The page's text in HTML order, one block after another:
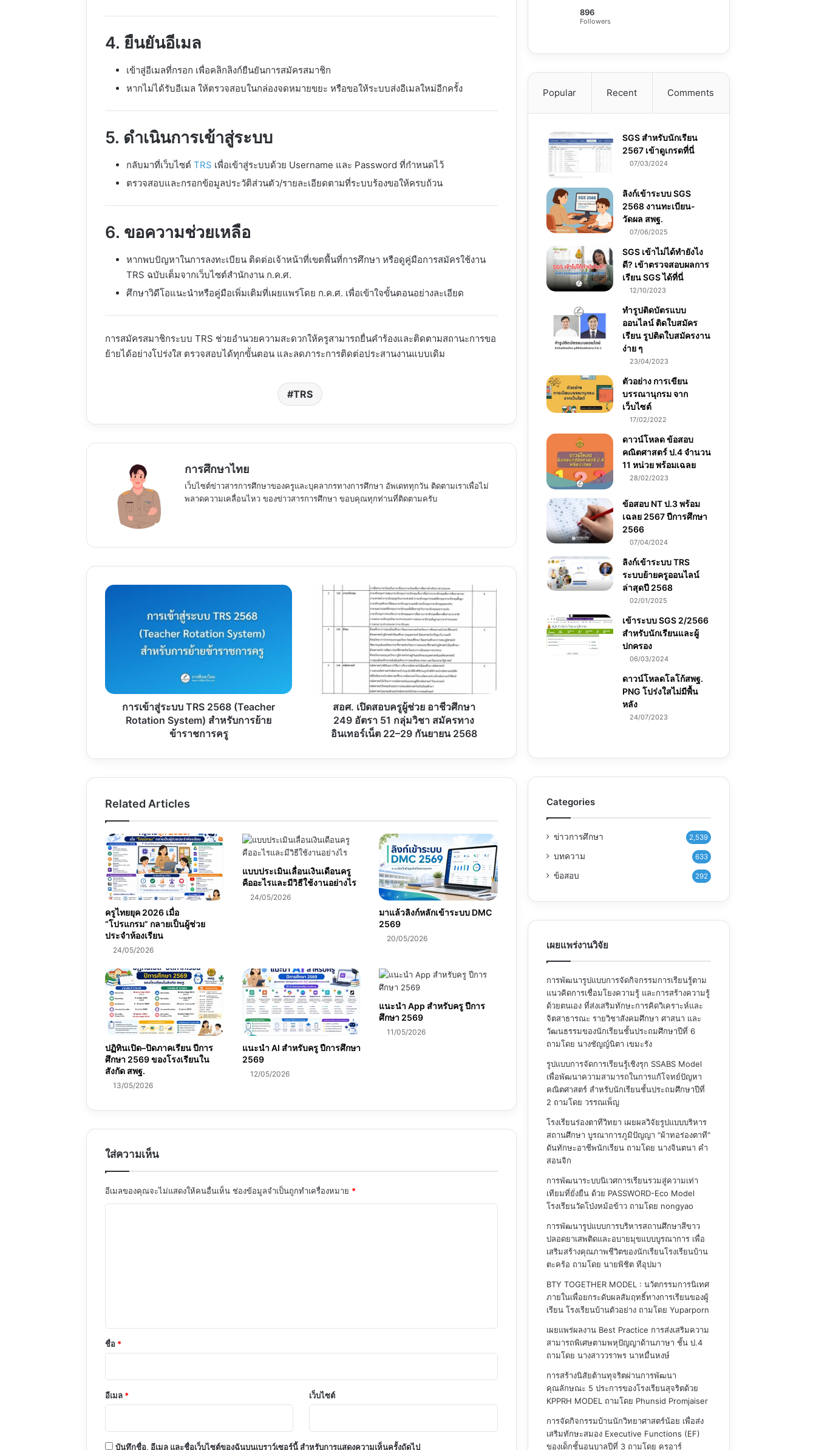
4. ยืนยันอีเมล
เข้าสู่อีเมลที่กรอก เพื่อคลิกลิงก์ยืนยันการสมัครสมาชิก
หากไม่ได้รับอีเมล ให้ตรวจสอบในกล่องจดหมายขยะ หรือขอให้ระบบส่งอีเมลใหม่อีกครั้ง
5. ดำเนินการเข้าสู่ระบบ
กลับมาที่เว็บไซต์ TRS เพื่อเข้าสู่ระบบด้วย Username และ Password ที่กำหนดไว้
ตรวจสอบและกรอกข้อมูลประวัติส่วนตัว/รายละเอียดตามที่ระบบร้องขอให้ครบถ้วน
6. ขอความช่วยเหลือ
หากพบปัญหาในการลงทะเบียน ติดต่อเจ้าหน้าที่เขตพื้นที่การศึกษา หรือดูคู่มือการสมัครใช้งาน
TRS ฉบับเต็มจากเว็บไซต์สำนักงาน ก.ค.ศ.
ศึกษาวิดีโอแนะนำหรือคู่มือเพิ่มเติมที่เผยแพร่โดย ก.ค.ศ. เพื่อเข้าใจขั้นตอนอย่างละเอียด
การสมัครสมาชิกระบบ TRS ช่วยอำนวยความสะดวกให้ครูสามารถยื่นคำร้องและติดตามสถานะการขอ
ย้ายได้อย่างโปร่งใส ตรวจสอบได้ทุกขั้นตอน และลดภาระการติดต่อประสานงานแบบเดิม
TRS
การศึกษาไทย
เว็บไซต์ข่าวสารการศึกษาของครูและบุคลากรทางการศึกษา อัพเดททุกวัน ติดตามเราเพื่อไม่
พลาดความเคลื่อนไหว ของข่าวสารการศึกษา ขอบคุณทุกท่านที่ติดตามครับ
การ
System)
สำหรับการเข้าสู่ระบบ TRS 2568 (Teacher
Rotation System) สำหรับการย้าย
ข้าราชการครู
สอศ.
อาชีวศึกษา
อัตรา
2568
สอศ. เปิดสอบครูผู้ช่วย อาชีวศึกษา
249 อัตรา 51 กลุ่มวิชา สมัครทาง
อินเทอร์เน็ต 22–29 กันยายน 2568
Related Articles
ครูไทยยุค 2026 เมื่อ
“โปรแกรม” กลายเป็นผู้ช่วย
ประจำห้องเรียน
24/05/2026
แบบประเมินเลื่อนเงินเดือนครู
คืออะไรและมีวิธีใช้งานอย่างไร
24/05/2026
มาแล้วลิงก์หลักเข้าระบบ DMC
2569
20/05/2026
ปฏิทินเปิด–ปิดภาคเรียน ปีการ
ศึกษา 2569 ของโรงเรียนใน
สังกัด สพฐ.
13/05/2026
แนะนำ AI สำหรับครู ปีการศึกษา
2569
12/05/2026
แนะนำ App สำหรับครู ปีการ
ศึกษา 2569
11/05/2026
ใส่ความเห็น
อีเมลของคุณจะไม่แสดงให้คนอื่นเห็น ช่องข้อมูลจำเป็นถูกทำเครื่องหมาย *
*
ชื่อ *
อีเมล * เว็บไซต์
บันทึกชื่อ, อีเมล และชื่อเว็บไซต์ของฉันบนเบราว์เซอร์นี้ สำหรับการแสดงความเห็นครั้งถัดไป
896
Followers
Popular Recent Comments
SGS สําหรับนักเรียน
2567 เข้าดูเกรดที่นี่
07/03/2024
ลิงก์เข้าระบบ SGS
2568 งานทะเบียน-
วัดผล สพฐ.
07/06/2025
SGS เข้าไม่ได้ทำยังไง
ดี? เข้าตรวจสอบผลการ
เรียน SGS ได้ที่นี่
12/10/2023
ทำรูปติดบัตรแบบ
ออนไลน์ ติดใบสมัคร
เรียน รูปติดใบสมัครงาน
ง่าย ๆ
23/04/2023
ตัวอย่าง การเขียน
บรรณานุกรม จาก
เว็บไซต์
17/02/2022
ดาวน์โหลด ข้อสอบ
คณิตศาสตร์ ป.4 จำนวน
11 หน่วย พร้อมเฉลย
28/02/2023
ข้อสอบ NT ป.3 พร้อม
เฉลย 2567 ปีการศึกษา
2566
07/04/2024
ลิงก์เข้าระบบ TRS
ระบบย้ายครูออนไลน์
ล่าสุดปี 2568
02/01/2025
เข้าระบบ SGS 2/2566
สำหรับนักเรียนและผู้
ปกครอง
06/03/2024
ดาวน์โหลดโลโก้สพฐ.
PNG โปร่งใสไม่มีพื้น
หลัง
24/07/2023
Categories
ข่าวการศึกษา 2,539
บทความ 633
ข้อสอบ 292
เผยแพร่งานวิจัย
การพัฒนารูปแบบการจัดกิจกรรมการเรียนรู้ตาม
แนวคิดการเชื่อมโยงความรู้ และการสร้างความรู้
ด้วยตนเอง ที่ส่งเสริมทักษะการคิดวิเคราะห์และ
จิตสาธารณะ รายวิชาสังคมศึกษา ศาสนา และ
วัฒนธรรมของนักเรียนชั้นประถมศึกษาปีที่ 6
ถามโดย นางชัญญ์นิตา เขมะรัง
รูปแบบการจัดการเรียนรู้เชิงรุก SSABS Model
เพื่อพัฒนาความสามารถในการแก้โจทย์ปัญหา
คณิตศาสตร์ สำหรับนักเรียนชั้นประถมศึกษาปีที่
2 ถามโดย วรรณเพ็ญ
โรงเรียนร่องตาทีวิทยา เผยผลวิจัยรูปแบบบริหาร
สถานศึกษา บูรณาการภูมิปัญญา "ผ้าทอร่องตาที"
ดันทักษะอาชีพนักเรียนถามโดย นางจินตนา คำ
สอนจิก
การพัฒนาระบบนิเวศการเรียนรวมสู่ความเท่า
เทียมที่ยั่งยืน ด้วย PASSWORD-Eco Model
โรงเรียนวัดโป่งหม้อข้าวถามโดย nongyao
การพัฒนารูปแบบการบริหารสถานศึกษาสีขาว
ปลอดยาเสพติดและอบายมุขแบบบูรณาการ เพื่อ
เสริมสร้างคุณภาพชีวิตของนักเรียนโรงเรียนบ้าน
ตะคร้อ ถามโดย นายพิชิต ทีอุปมา
BTY TOGETHER MODEL : นวัตกรรมการนิเทศ
ภายในเพื่อยกระดับผลสัมฤทธิ์ทางการเรียนของผู้
เรียน โรงเรียนบ้านตัวอย่างถามโดย Yuparporn
เผยแพร่ผลงาน Best Practice การส่งเสริมความ
สามารถพิเศษตามพหุปัญญาด้านภาษา ชั้น ป.4
ถามโดย นางสาววราพร นาหมื่นหงษ์
การสร้างนิสัยต้านทุจริตผ่านการพัฒนา
คุณลักษณะ 5 ประการของโรงเรียนสุจริตด้วย
KPPRH MODELถามโดย Phunsid Promjaiser
การจัดกิจกรรมบ้านนักวิทยาศาสตร์น้อย เพื่อส่ง
เสริมทักษะสมอง Executive Functions (EF)
ของเด็กชั้นอนุบาลปีที่ 3ถามโดย ครูอาร์